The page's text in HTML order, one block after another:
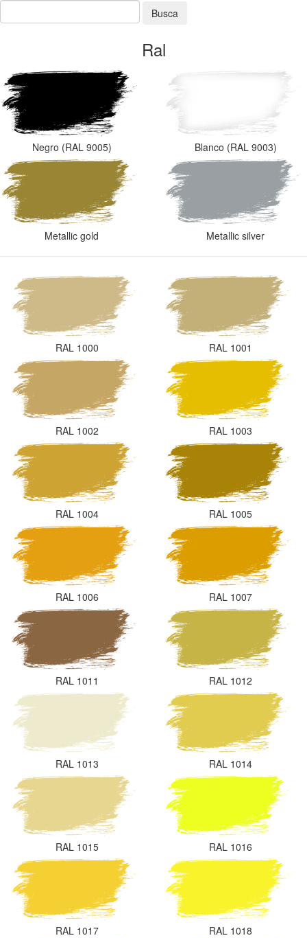
Busca
Ral
Negro (RAL 9005) Blanco (RAL 9003)
Metallic gold Metallic silver
RAL 1000 RAL 1001
RAL 1002 RAL 1003
RAL 1004 RAL 1005
RAL 1006 RAL 1007
RAL 1011 RAL 1012
RAL 1013 RAL 1014
RAL 1015 RAL 1016
RAL 1017 RAL 1018